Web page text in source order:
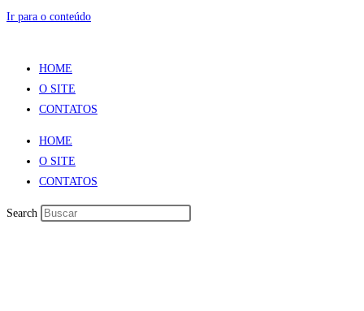
Ir para o conteúdo
HOME
O SITE
CONTATOS
HOME
O SITE
CONTATOS
Search